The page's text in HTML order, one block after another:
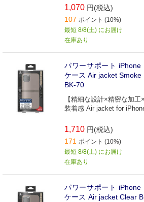
1,070 円(税込)
107 ポイント (10%)
最短 8/8(土) にお届け
在庫あり
パワーサポート
ケース Air jacket
BK-70
【精細な設計×精密な加
装着感 Air jacket for
1,710 円(税込)
171 ポイント (10%)
最短 8/8(土) にお届け
在庫あり
パワーサポート
ケース Air jacket Clear